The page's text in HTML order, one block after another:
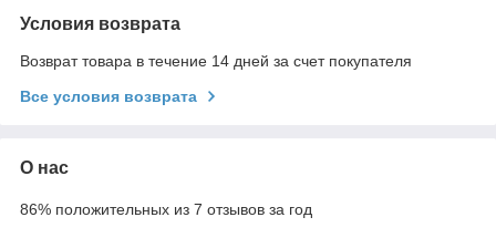
Условия возврата
Возврат товара в течение 14 дней за счет покупателя
Все условия возврата
О нас
86% положительных из 7 отзывов за год